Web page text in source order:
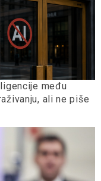
među
ali ne piše